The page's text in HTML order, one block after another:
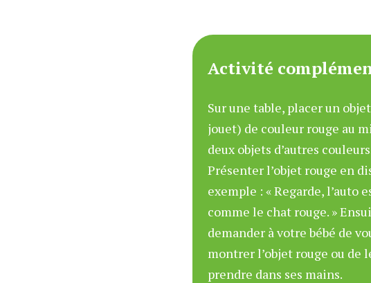
Activité
Sur une table, placer un
jouet) de couleur rouge au
deux objets d’autres
Présenter l’objet rouge en
exemple : « Regarde, l’auto
comme le chat rouge. »
demander à votre bébé de
montrer l’objet rouge ou de
prendre dans ses mains.